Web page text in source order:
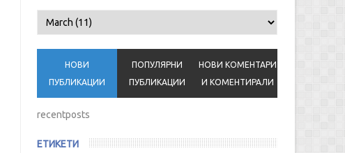
НОВИ
ПУБЛИКАЦИИ
ПОПУЛЯРНИ
ПУБЛИКАЦИИ
НОВИ КОМЕНТАРИ
И КОМЕНТИРАЛИ
recentposts
ЕТИКЕТИ